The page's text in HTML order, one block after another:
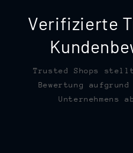
Verifizierte
Trusted Shops
Bewertung
Unternehmens